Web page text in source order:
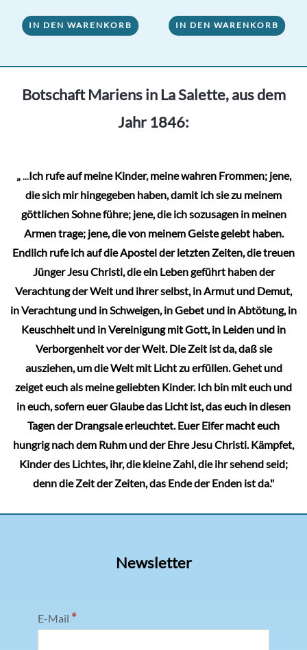
IN DEN WARENKORB IN DEN WARENKORB
Botschaft Mariens in La Salette, aus dem
Jahr 1846:
„...Ich rufe auf meine Kinder, meine wahren Frommen; jene,
die sich mir hingegeben haben, damit ich sie zu meinem
göttlichen Sohne führe; jene, die ich sozusagen in meinen
Armen trage; jene, die von meinem Geiste gelebt haben.
Endlich rufe ich auf die Apostel der letzten Zeiten, die treuen
Jünger Jesu Christi, die ein Leben geführt haben der
Verachtung der Welt und ihrer selbst, in Armut und Demut,
in Verachtung und in Schweigen, in Gebet und in Abtötung, in
Keuschheit und in Vereinigung mit Gott, in Leiden und in
Verborgenheit vor der Welt. Die Zeit ist da, daß sie
ausziehen, um die Welt mit Licht zu erfüllen. Gehet und
zeiget euch als meine geliebten Kinder. Ich bin mit euch und
in euch, sofern euer Glaube das Licht ist, das euch in diesen
Tagen der Drangsale erleuchtet. Euer Eifer macht euch
hungrig nach dem Ruhm und der Ehre Jesu Christi. Kämpfet,
Kinder des Lichtes, ihr, die kleine Zahl, die ihr sehend seid;
denn die Zeit der Zeiten, das Ende der Enden ist da."
Newsletter
E-Mail *